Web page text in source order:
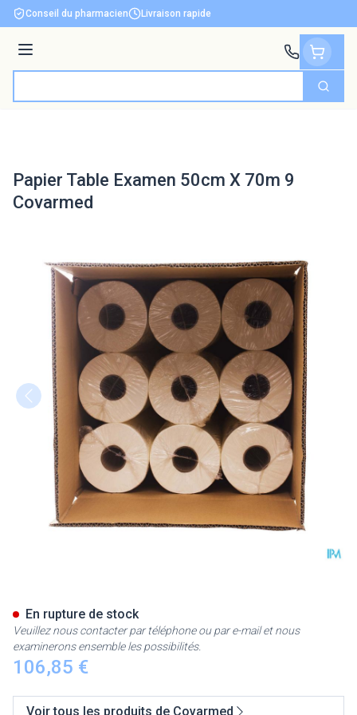
Aller au contenu
Conseil du pharmacien Livraison rapide
Menu
Papier Table Examen 50cm X 70m 9
Covarmed
106,85 €
En rupture de stock
Veuillez nous contacter par téléphone ou par e-mail et nous
examinerons ensemble les possibilités.
Voir tous les produits de Covarmed